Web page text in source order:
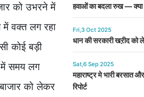
को उभरने में
वक्त लग रहा
कोई बड़ी
समय लग
को लेकर
हवाओं का बदला रुख —
Fri,3 Oct 2025
धान की सरकारी खऱीद को
Sat,6 Sep 2025
महाराष्ट्र मे भारी
रिपोर्ट